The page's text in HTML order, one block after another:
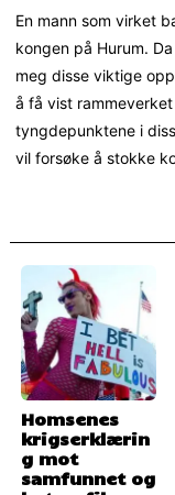
En mann som virket
kongen på Hurum.
meg disse viktige
å få vist
tyngdepunktene i
vil forsøke å stokke
Homsenes
krigserklærin
g mot
samfunnet og